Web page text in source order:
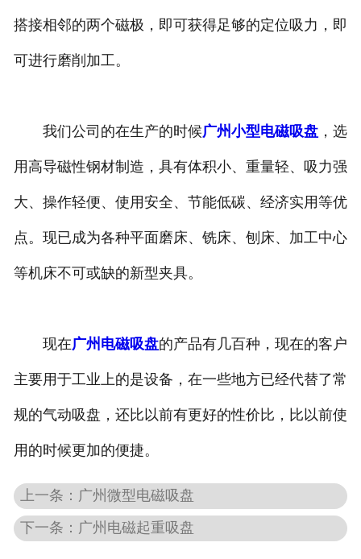
搭接相邻的两个磁极，即可获得足够的定位吸力，即
可进行磨削加工。
我们公司的在生产的时候广州小型电磁吸盘，选
用高导磁性钢材制造，具有体积小、重量轻、吸力强
大、操作轻便、使用安全、节能低碳、经济实用等优
点。现已成为各种平面磨床、铣床、刨床、加工中心
等机床不可或缺的新型夹具。
现在广州电磁吸盘的产品有几百种，现在的客户
主要用于工业上的是设备，在一些地方已经代替了常
规的气动吸盘，还比以前有更好的性价比，比以前使
用的时候更加的便捷。
上一条：广州微型电磁吸盘
下一条：广州电磁起重吸盘